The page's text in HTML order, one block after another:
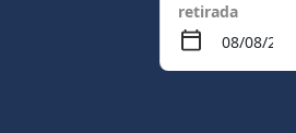
retirada